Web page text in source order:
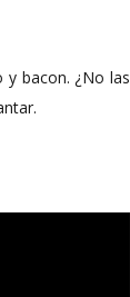
bacon. ¿No las